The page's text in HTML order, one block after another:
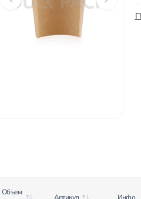
Объем
Артикул Инфо